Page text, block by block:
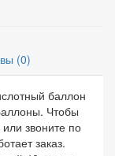
(0)
баллон
Чтобы
или звоните по
заказ.